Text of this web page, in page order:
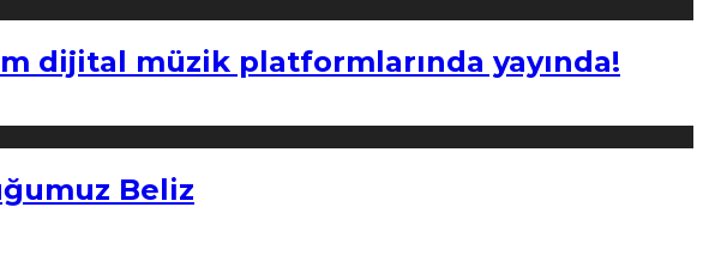
dijital müzik platformlarında yayında!
Beliz